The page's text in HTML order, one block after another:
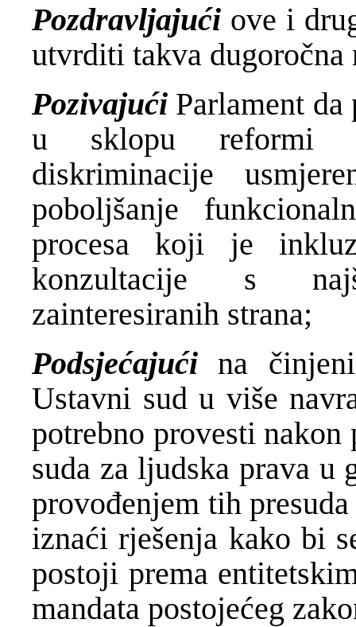
Pozdravljajući ove i
utvrditi takva dugoročna
Pozivajući Parlament
u sklopu reformi
diskriminacije
poboljšanje
procesa koji je
konzultacije s
zainteresiranih strana;
Podsjećajući na
Ustavni sud u više
potrebno provesti nakon
suda za ljudska prava u
provođenjem tih
iznaći rješenja kako bi
postoji prema
mandata postojećeg